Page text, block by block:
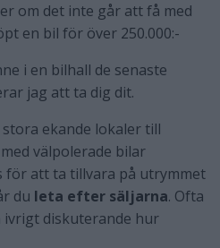
om det inte går att få med
en bil för över 250.000:-
i en bilhall de senaste
jag att ta dig dit.
ekande lokaler till
välpolerade bilar
för att ta tillvara på utrymmet
du leta efter säljarna. Ofta
ivrigt diskuterande hur